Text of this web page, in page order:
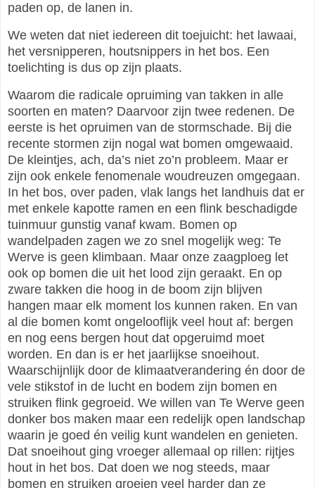
paden op, de lanen in.
We weten dat niet iedereen dit toejuicht: het lawaai,
het versnipperen, houtsnippers in het bos. Een
toelichting is dus op zijn plaats.
Waarom die radicale opruiming van takken in alle
soorten en maten? Daarvoor zijn twee redenen. De
eerste is het opruimen van de stormschade. Bij die
recente stormen zijn nogal wat bomen omgewaaid.
De kleintjes, ach, da’s niet zo’n probleem. Maar er
zijn ook enkele fenomenale woudreuzen omgegaan.
In het bos, over paden, vlak langs het landhuis dat er
met enkele kapotte ramen en een flink beschadigde
tuinmuur gunstig vanaf kwam. Bomen op
wandelpaden zagen we zo snel mogelijk weg: Te
Werve is geen klimbaan. Maar onze zaagploeg let
ook op bomen die uit het lood zijn geraakt. En op
zware takken die hoog in de boom zijn blijven
hangen maar elk moment los kunnen raken. En van
al die bomen komt ongelooflijk veel hout af: bergen
en nog eens bergen hout dat opgeruimd moet
worden. En dan is er het jaarlijkse snoeihout.
Waarschijnlijk door de klimaatverandering én door de
vele stikstof in de lucht en bodem zijn bomen en
struiken flink gegroeid. We willen van Te Werve geen
donker bos maken maar een redelijk open landschap
waarin je goed én veilig kunt wandelen en genieten.
Dat snoeihout ging vroeger allemaal op rillen: rijtjes
hout in het bos. Dat doen we nog steeds, maar
bomen en struiken groeien veel harder dan ze